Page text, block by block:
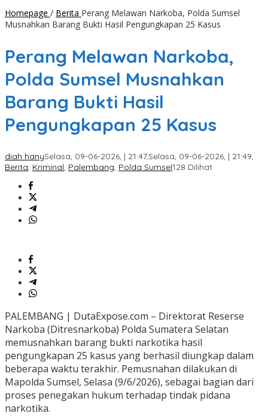
Homepage / Berita Perang Melawan Narkoba, Polda Sumsel
Musnahkan Barang Bukti Hasil Pengungkapan 25 Kasus
Perang Melawan Narkoba,
Polda Sumsel Musnahkan
Barang Bukti Hasil
Pengungkapan 25 Kasus
diah hanySelasa, 09-06-2026, | 21:47,Selasa, 09-06-2026, | 21:49,
Berita, Kriminal, Palembang, Polda Sumsel128 Dilihat
PALEMBANG | DutaExpose.com – Direktorat Reserse
Narkoba (Ditresnarkoba) Polda Sumatera Selatan
memusnahkan barang bukti narkotika hasil
pengungkapan 25 kasus yang berhasil diungkap dalam
beberapa waktu terakhir. Pemusnahan dilakukan di
Mapolda Sumsel, Selasa (9/6/2026), sebagai bagian dari
proses penegakan hukum terhadap tindak pidana
narkotika.